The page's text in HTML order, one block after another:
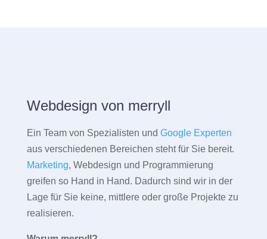
Webdesign von merryll
Ein Team von Spezialisten und Google Experten
aus verschiedenen Bereichen steht für Sie bereit.
Marketing, Webdesign und Programmierung
greifen so Hand in Hand. Dadurch sind wir in der
Lage für Sie keine, mittlere oder große Projekte zu
realisieren.